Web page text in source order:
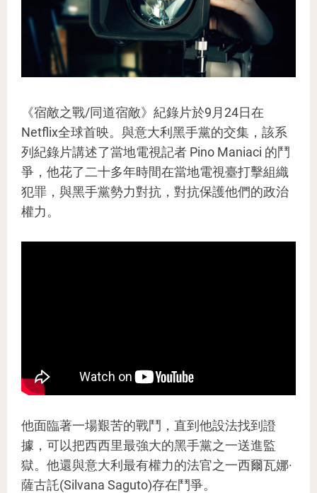
《宿敵之戰/同道宿敵》紀錄片於9月24日在
Netflix全球首映。與意大利黑手黨的交集，該系
列紀錄片講述了當地電視記者 Pino Maniaci 的鬥
爭，他花了二十多年時間在當地電視臺打擊組織
犯罪，與黑手黨勢力對抗，對抗保護他們的政治
權力。
他面臨著一場艱苦的戰鬥，直到他設法找到證
據，可以把西西里最強大的黑手黨之一送進監
獄。他還與意大利最有權力的法官之一西爾瓦娜·
薩古託(Silvana Saguto)存在鬥爭。